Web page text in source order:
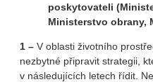
poskytovateli
Ministerstvo obrany,
1 – V oblasti životního
nezbytné připravit strategii,
v následujících letech řídit.